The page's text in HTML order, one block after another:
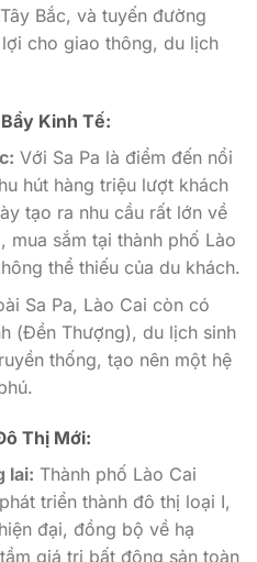
Bắc, và tuyến đường
cho giao thông, du lịch
Kinh Tế:
Với Sa Pa là điểm đến nổi
hút hàng triệu lượt khách
tạo ra nhu cầu rất lớn về
mua sắm tại thành phố Lào
thể thiếu của du khách.
Sa Pa, Lào Cai còn có
(Đền Thượng), du lịch sinh
thống, tạo nên một hệ
Thị Mới:
lai: Thành phố Lào Cai
triển thành đô thị loại I,
đại, đồng bộ về hạ
giá trị bất động sản toàn